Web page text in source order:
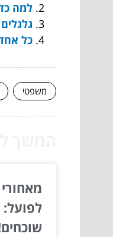
למה
כל
משפטי